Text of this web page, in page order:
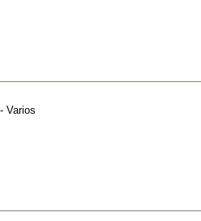
Varios